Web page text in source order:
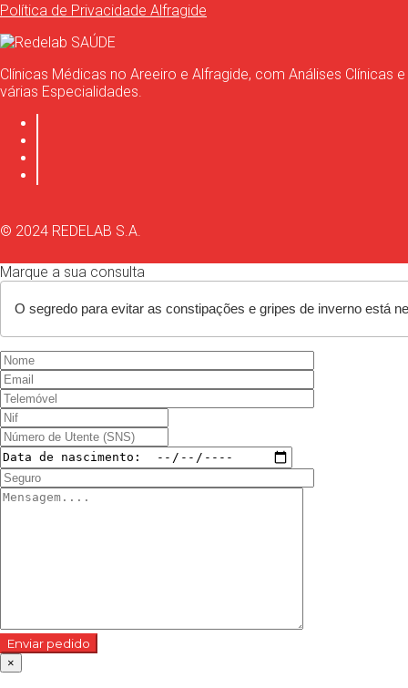
Política de Privacidade Alfragide
Clínicas Médicas no Areeiro e Alfragide, com Análises Clínicas e
várias Especialidades.
© 2024 REDELAB S.A.
Marque a sua consulta
Enviar pedido
×